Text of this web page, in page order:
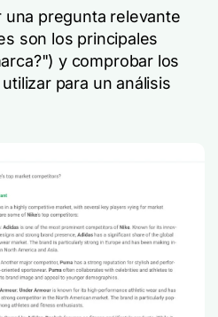
pregunta relevante
son los principales
y comprobar los
para un análisis